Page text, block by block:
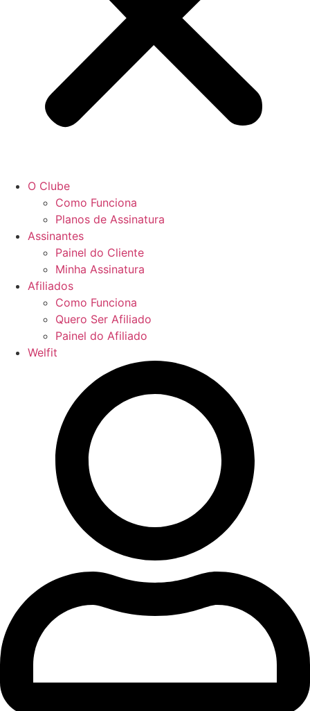
O Clube
Como Funciona
Planos de Assinatura
Assinantes
Painel do Cliente
Minha Assinatura
Afiliados
Como Funciona
Quero Ser Afiliado
Painel do Afiliado
Welfit